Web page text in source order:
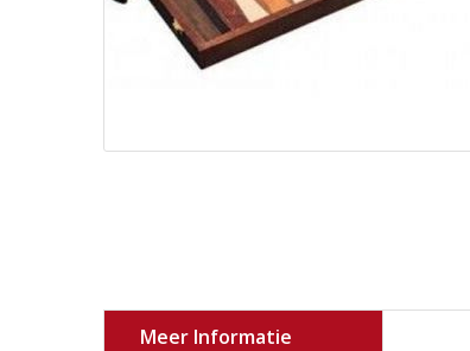
Meer Informatie